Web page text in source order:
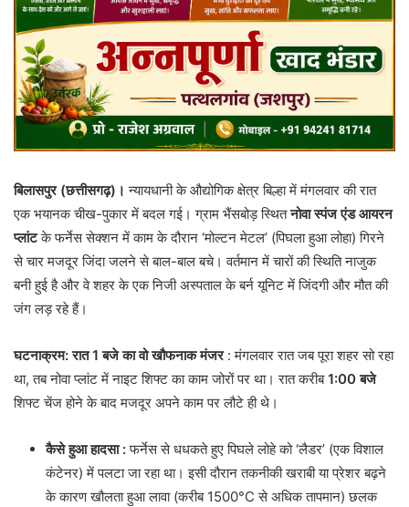
बिलासपुर (छत्तीसगढ़)। न्यायधानी के औद्योगिक क्षेत्र बिल्हा में मंगलवार की रात
एक भयानक चीख-पुकार में बदल गई। ग्राम भैंसबोड़ स्थितनोवा स्पंज एंड आयरन
प्लांटके फर्नेस सेक्शन में काम के दौरान ‘मोल्टन मेटल’ (पिघला हुआ लोहा) गिरने
से चार मजदूर जिंदा जलने से बाल-बाल बचे। वर्तमान में चारों की स्थिति नाजुक
बनी हुई है और वे शहर के एक निजी अस्पताल के बर्न यूनिट में जिंदगी और मौत की
जंग लड़ रहे हैं।
घटनाक्रम: रात 1 बजे का वो खौफनाक मंजर: ​मंगलवार रात जब पूरा शहर सो रहा
था, तब नोवा प्लांट में नाइट शिफ्ट का काम जोरों पर था। रात करीब1:00 बजे
शिफ्ट चेंज होने के बाद मजदूर अपने काम पर लौटे ही थे।
कैसे हुआ हादसा :फर्नेस से धधकते हुए पिघले लोहे को ‘लैडर’ (एक विशाल
कंटेनर) में पलटा जा रहा था। इसी दौरान तकनीकी खराबी या प्रेशर बढ़ने
के कारण खौलता हुआ लावा (करीब 1500°C से अधिक तापमान) छलक